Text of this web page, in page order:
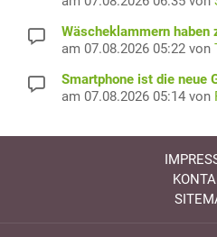
Wäscheklammern haben
am 07.08.2026 05:22 von
Smartphone ist die neue
am 07.08.2026 05:14 von